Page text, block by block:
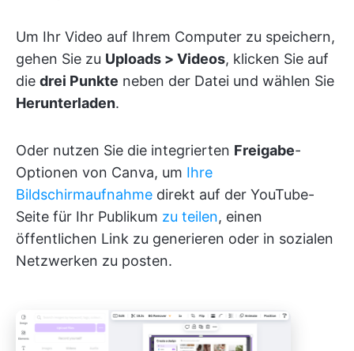
Um Ihr Video auf Ihrem Computer zu speichern,
gehen Sie zu Uploads > Videos, klicken Sie auf
die drei Punkte neben der Datei und wählen Sie
Herunterladen.
Oder nutzen Sie die integrierten Freigabe-
Optionen von Canva, um Ihre
Bildschirmaufnahme direkt auf der YouTube-
Seite für Ihr Publikum zu teilen, einen
öffentlichen Link zu generieren oder in sozialen
Netzwerken zu posten.